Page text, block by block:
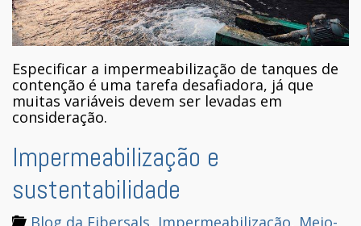
Especificar a impermeabilização de tanques de
contenção é uma tarefa desafiadora, já que
muitas variáveis devem ser levadas em
consideração.
Impermeabilização e
sustentabilidade
Blog da Fibersals, Impermeabilização, Meio-